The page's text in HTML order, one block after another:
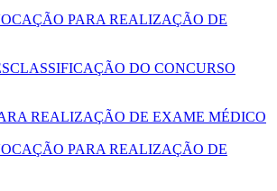
PARA REALIZAÇÃO DE
DO CONCURSO
REALIZAÇÃO DE EXAME MÉDICO
PARA REALIZAÇÃO DE